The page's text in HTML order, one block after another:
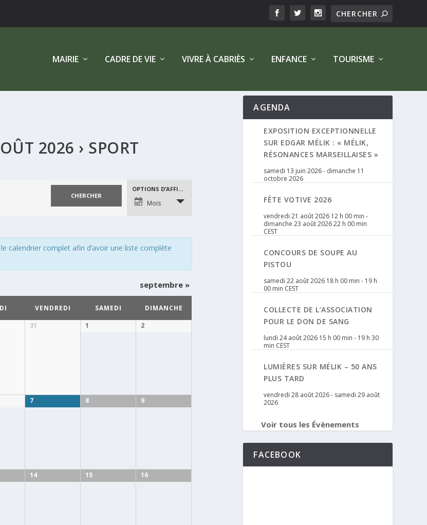
MAIRIE CADRE DE VIE VIVRE À CABRIÈS ENFANCE TOURISME
2026 › SPORT
NAVIGATION
DE
VUES
OPTIONS D’AFFICHAGE
Mois
calendrier complet afin d’avoir une liste complète
septembre »
VENDREDI SAMEDI
DIMANCHE
31 1 2
7 8 9
14 15 16
AGENDA
EXPOSITION EXCEPTIONNELLE
SUR EDGAR MÉLIK : « MÉLIK,
RÉSONANCES MARSEILLAISES »
samedi 13 juin 2026- dimanche 11
octobre 2026
FÊTE VOTIVE 2026
vendredi 21 août 2026 12 h 00 min -
dimanche 23 août 2026 22 h 00 min
CEST
CONCOURS DE SOUPE AU
PISTOU
samedi 22 août 2026 18 h 00 min - 19 h
00 min CEST
COLLECTE DE L’ASSOCIATION
POUR LE DON DE SANG
lundi 24 août 2026 15 h 00 min - 19 h 30
min CEST
LUMIÈRES SUR MÉLIK – 50 ANS
PLUS TARD
vendredi 28 août 2026- samedi 29 août
2026
Voir tous les Évènements
FACEBOOK